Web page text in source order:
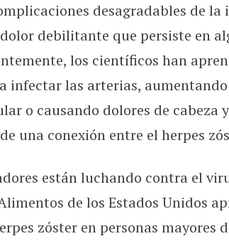
desagradables de
debilitante que persiste en
los científicos han
infectar las arterias,
o causando dolores de cabeza
una conexión entre el herpes
están luchando contra el
de los Estados Unidos
zóster en personas mayores